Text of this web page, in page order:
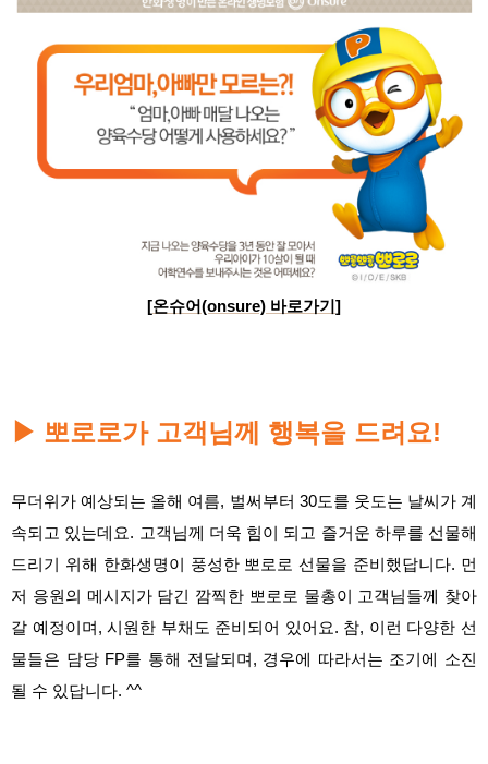
[온슈어(onsure) 바로가기 ]
▶ 뽀로로가 고객님께 행복을 드려요!
무더위가 예상되는 올해 여름, 벌써부터 30도를 웃도는 날씨가 계
속되고 있는데요. 고객님께 더욱 힘이 되고 즐거운 하루를 선물해
드리기 위해 한화생명이 풍성한 뽀로로 선물을 준비했답니다. 먼
저 응원의 메시지가 담긴 깜찍한 뽀로로 물총이 고객님들께 찾아
갈 예정이며, 시원한 부채도 준비되어 있어요. 참, 이런 다양한 선
물들은 담당 FP를 통해 전달되며, 경우에 따라서는 조기에 소진
될 수 있답니다. ^^